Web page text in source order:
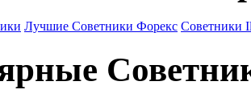
Лучшие Советники Форекс Советники